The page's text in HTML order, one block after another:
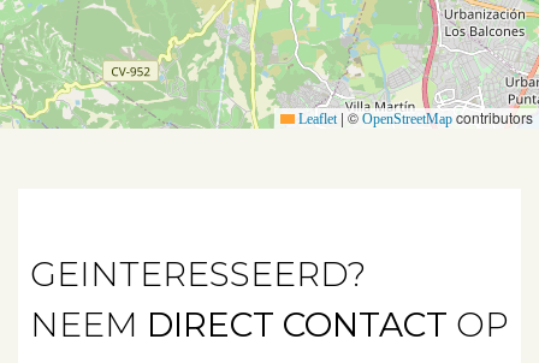
Huurwoningen
Verkocht
Verhuurd
Verkopen
Verhuren
Leaflet | ©OpenStreetMap contributors
GEINTERESSEERD?
NEEM DIRECT CONTACT OP